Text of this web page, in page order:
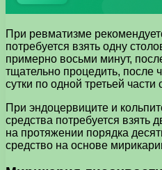
При ревматизме
потребуется взять одну
примерно восьми минут,
тщательно процедить, после
сутки по одной третьей части
При эндоцервиците и
средства потребуется взять
на протяжении порядка
средство на основе